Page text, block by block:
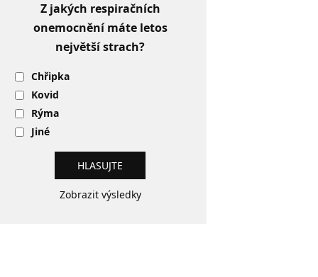
Z jakých respiračních
onemocnění máte letos
největší strach?
Chřipka
Kovid
Rýma
Jiné
Zobrazit výsledky